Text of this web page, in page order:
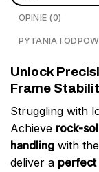
OPINIE (0)
PYTANIA I
Unlock
Frame
Struggling with
Achieve rock-
handling with
deliver a perfect